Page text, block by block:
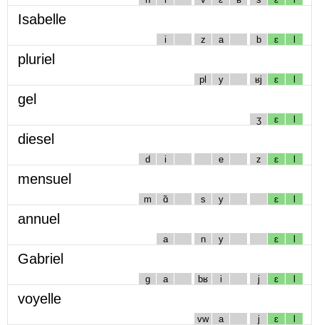
Isabelle
i z a b ɛ l
pluriel
pl y ʁj ɛ l
gel
ʒ ɛ l
diesel
d i e z ɛ l
mensuel
m ɑ̃ s y ɛ l
annuel
a n y ɛ l
Gabriel
g a bʁ i j ɛ l
voyelle
vw a j ɛ l